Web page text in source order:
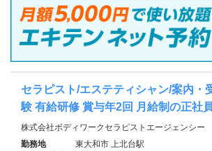
セラピスト/エステティシャン/案内・
験 有給研修 賞与年2回 月給制の正社
株式会社ボディワークセラピストエージェンシー
勤務地
東大和市 上北台駅